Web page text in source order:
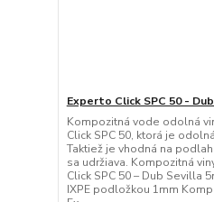
Experto Click SPC 50 -
Kompozitná vode odolná
Click SPC 50, ktorá je
Taktiež je vhodná na
sa udržiava. Kompozitná
Click SPC 50 – Dub Sevilla
IXPE podložkou 1mm